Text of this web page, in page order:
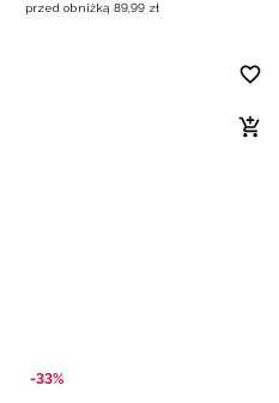
przed obniżką 89,99 zł
-33%